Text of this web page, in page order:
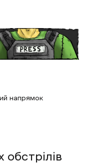
напрямок
обстрілів